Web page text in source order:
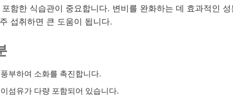
함한 식습관이 중요합니다. 변비를 완화하는 데 효과적인 성
섭취하면 큰 도움이 됩니다.
부하여 소화를 촉진합니다.
섬유가 다량 포함되어 있습니다.